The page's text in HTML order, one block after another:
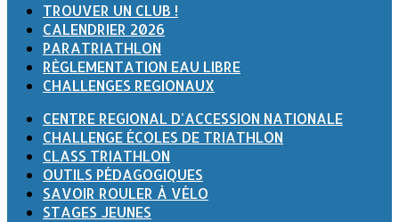
TROUVER UN CLUB !
CALENDRIER 2026
PARATRIATHLON
RÈGLEMENTATION EAU LIBRE
CHALLENGES REGIONAUX
CENTRE REGIONAL D'ACCESSION NATIONALE
CHALLENGE ÉCOLES DE TRIATHLON
CLASS TRIATHLON
OUTILS PÉDAGOGIQUES
SAVOIR ROULER À VÉLO
STAGES JEUNES